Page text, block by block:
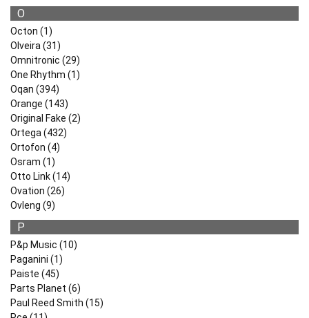
O
Octon (1)
Olveira (31)
Omnitronic (29)
One Rhythm (1)
Oqan (394)
Orange (143)
Original Fake (2)
Ortega (432)
Ortofon (4)
Osram (1)
Otto Link (14)
Ovation (26)
Ovleng (9)
P
P&p Music (10)
Paganini (1)
Paiste (45)
Parts Planet (6)
Paul Reed Smith (15)